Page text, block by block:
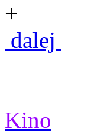
+
dalej
Kino